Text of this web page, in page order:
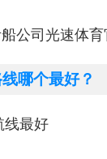
公司光速体育
哪个最好？
线最好